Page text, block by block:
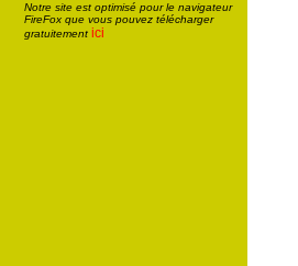
Notre site est optimisé pour le navigateur
FireFox que vous pouvez télécharger
gratuitement ici